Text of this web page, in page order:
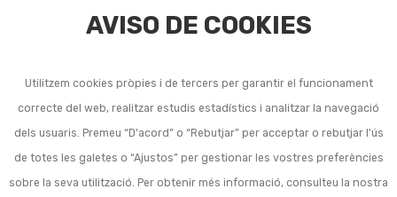
AVISO DE COOKIES
Utilitzem cookies pròpies i de tercers per garantir el funcionament
correcte del web, realitzar estudis estadístics i analitzar la navegació
dels usuaris. Premeu “D'acord” o “Rebutjar” per acceptar o rebutjar l'ús
de totes les galetes o “Ajustos” per gestionar les vostres preferències
sobre la seva utilització. Per obtenir més informació, consulteu la nostra
Kits complets de reg
superfície